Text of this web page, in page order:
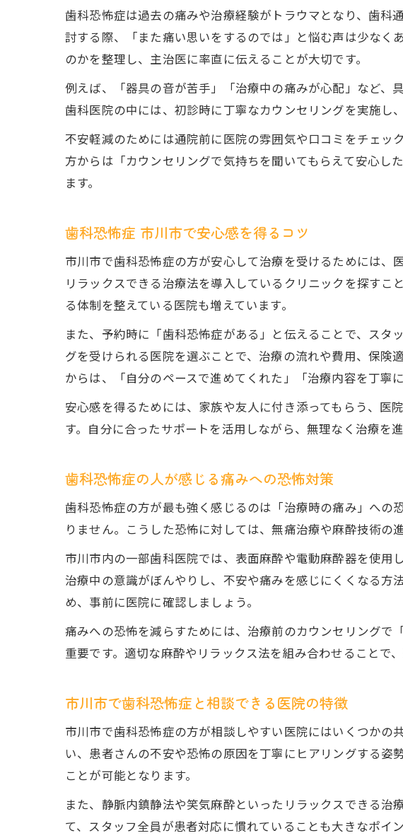
歯科
静脈内
市川市
歯科
本八幡
市川市
歯科恐
歯科
パニ
静脈内鎮静
歯科
歯科恐怖
歯科恐
歯科
歯科恐怖症は過去の痛みや治療経験がトラウマとなり、歯科
討する際、「また痛い思いをするのでは」と悩む声は少な
のかを整理し、主治医に率直に伝えることが大切です。
例えば、「器具の音が苦手」「治療中の痛みが心配」など、
歯科医院の中には、初診時に丁寧なカウンセリングを実施し
不安軽減のためには通院前に医院の雰囲気や口コミをチェッ
方からは「カウンセリングで気持ちを聞いてもらえて安心し
ます。
歯科恐怖症 市川市で安心感を得るコツ
市川市で歯科恐怖症の方が安心して治療を受けるためには
リラックスできる治療法を導入しているクリニックを探す
る体制を整えている医院も増えています。
また、予約時に「歯科恐怖症がある」と伝えることで、ス
グを受けられる医院を選ぶことで、治療の流れや費用、保
からは、「自分のペースで進めてくれた」「治療内容を丁寧
安心感を得るためには、家族や友人に付き添ってもらう、医
す。自分に合ったサポートを活用しながら、無理なく治療を進
歯科恐怖症の人が感じる痛みへの恐怖対策
歯科恐怖症の方が最も強く感じるのは「治療時の痛み」への
りません。こうした恐怖に対しては、無痛治療や麻酔技術の
市川市内の一部歯科医院では、表面麻酔や電動麻酔器を使用
治療中の意識がぼんやりし、不安や痛みを感じにくくなる方
め、事前に医院に確認しましょう。
痛みへの恐怖を減らすためには、治療前のカウンセリング
重要です。適切な麻酔やリラックス法を組み合わせることで
市川市で歯科恐怖症と相談できる医院の特徴
市川市で歯科恐怖症の方が相談しやすい医院にはいくつか
い、患者さんの不安や恐怖の原因を丁寧にヒアリングする
ことが可能となります。
また、静脈内鎮静法や笑気麻酔といったリラックスできる
て、スタッフ全員が患者対応に慣れていることも大きなポ